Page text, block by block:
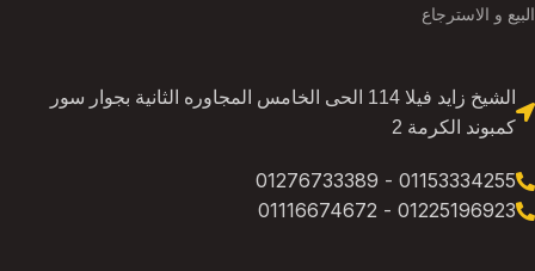
البيع و الاسترجاع
الشيخ زايد فيلا 114 الحى الخامس المجاوره الثانية بجوار سور
كمبوند الكرمة 2
01153334255 - 01276733389
01225196923 - 01116674672